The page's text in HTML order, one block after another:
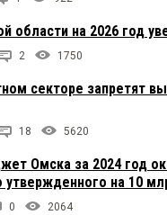
области на 2026 год
2 1750
секторе запретят
18 5620
Омска за 2024 год
утвержденного на 10
0 2064